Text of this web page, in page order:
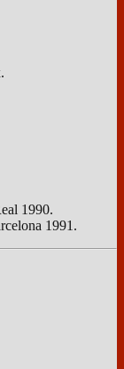
1990.
1991.